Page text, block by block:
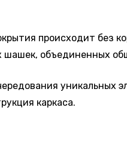
происходит без
шашек, объединенных
уникальных
каркаса.